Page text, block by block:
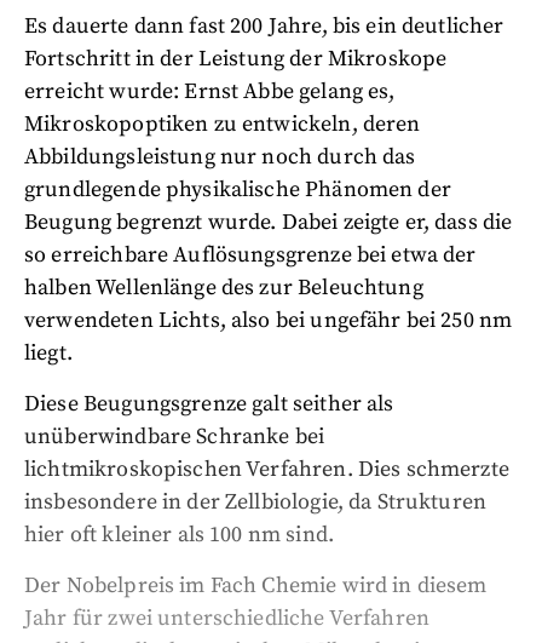
Es dauerte dann fast 200 Jahre, bis ein deutlicher
Fortschritt in der Leistung der Mikroskope
erreicht wurde: Ernst Abbe gelang es,
Mikroskopoptiken zu entwickeln, deren
Abbildungsleistung nur noch durch das
grundlegende physikalische Phänomen der
Beugung begrenzt wurde. Dabei zeigte er, dass die
so erreichbare Auflösungsgrenze bei etwa der
halben Wellenlänge des zur Beleuchtung
verwendeten Lichts, also bei ungefähr bei 250 nm
liegt.
Diese Beugungsgrenze galt seither als
unüberwindbare Schranke bei
lichtmikroskopischen Verfahren. Dies schmerzte
insbesondere in der Zellbiologie, da Strukturen
hier oft kleiner als 100 nm sind.
Der Nobelpreis im Fach Chemie wird in diesem
Jahr für zwei unterschiedliche Verfahren